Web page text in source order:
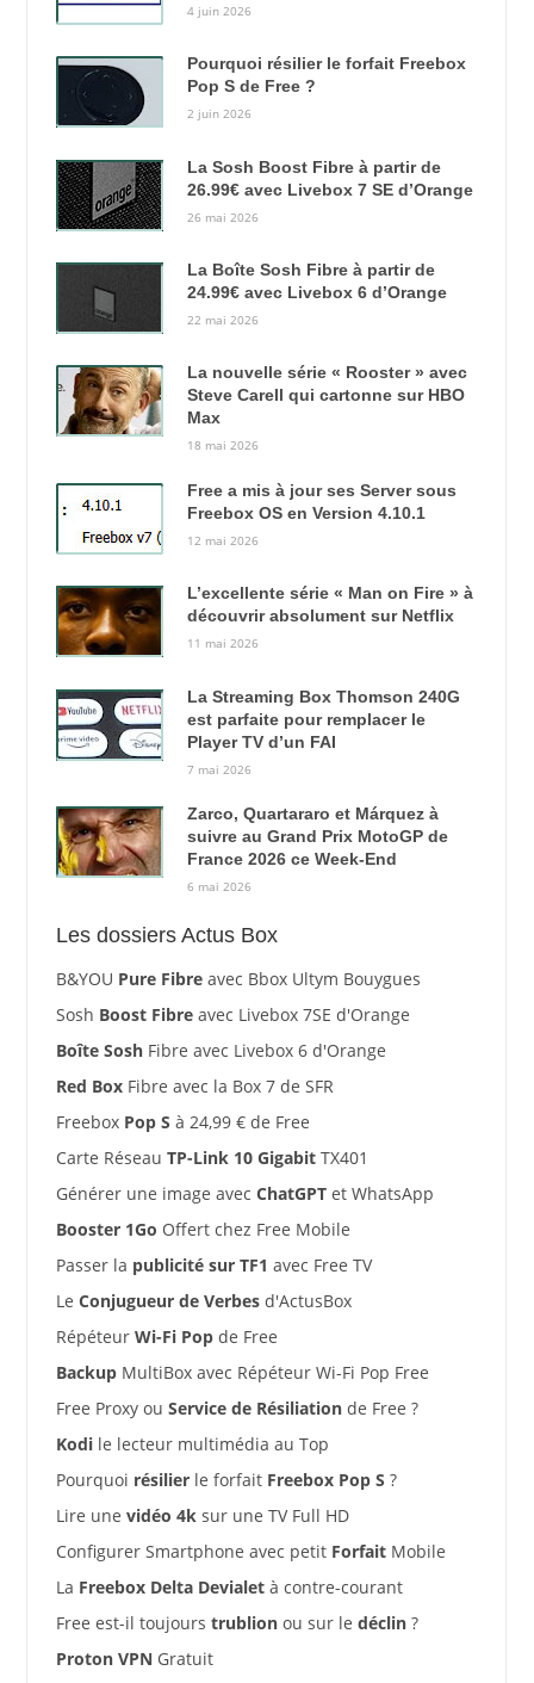
4 juin 2026
Pourquoi résilier le forfait Freebox
Pop S de Free ?
2 juin 2026
La Sosh Boost Fibre à partir de
26.99€ avec Livebox 7 SE d’Orange
26 mai 2026
La Boîte Sosh Fibre à partir de
24.99€ avec Livebox 6 d’Orange
22 mai 2026
La nouvelle série « Rooster » avec
Steve Carell qui cartonne sur HBO
Max
18 mai 2026
Free a mis à jour ses Server sous
Freebox OS en Version 4.10.1
12 mai 2026
L’excellente série « Man on Fire » à
découvrir absolument sur Netflix
11 mai 2026
La Streaming Box Thomson 240G
est parfaite pour remplacer le
Player TV d’un FAI
7 mai 2026
Zarco, Quartararo et Márquez à
suivre au Grand Prix MotoGP de
France 2026 ce Week-End
6 mai 2026
Les dossiers Actus Box
B&YOU Pure Fibreavec Bbox Ultym Bouygues
Sosh Boost Fibreavec Livebox 7SE d'Orange
Boîte SoshFibre avec Livebox 6 d'Orange
Red BoxFibre avec la Box 7 de SFR
Freebox Pop S à 24,99 € de Free
Carte Réseau TP-Link 10 GigabitTX401
Générer une image avec ChatGPTet WhatsApp
Booster 1Go Offert chez Free Mobile
Passer la publicité sur TF1 avec Free TV
Le Conjugueur de Verbesd'ActusBox
Répéteur Wi-Fi Popde Free
BackupMultiBox avec Répéteur Wi-Fi Pop Free
Free Proxy ou Service de Résiliationde Free ?
Kodile lecteur multimédia au Top
Pourquoi résilierle forfait Freebox Pop S ?
Lire une vidéo 4ksur une TV Full HD
Configurer Smartphone avec petit ForfaitMobile
La Freebox Delta Devialetà contre-courant
Free est-il toujours trublionou sur le déclin?
Proton VPN Gratuit